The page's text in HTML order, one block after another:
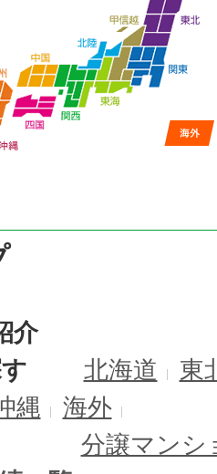
介
探す 北海道
東
縄
海外
す 分譲マンシ